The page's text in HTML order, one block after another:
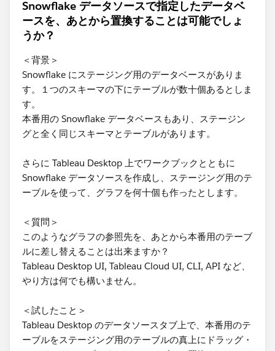
Snowflake データソースで指定したデータベ
ースを、あとから置換することは可能でしょ
うか？
＜背景＞
Snowflake にステージング用のデータベースがありま
す。１つのスキーマの下にテーブルが数十個あるとしま
す。
本番用の Snowflake データベースもあり、ステージン
グと全く同じスキーマとテーブルがあります。
さらに Tableau Desktop 上でワークブックとともに
Snowflake データソースを作成し、ステージング用のテ
ーブルを使って、グラフを何十個も作ったとします。
＜質問＞
このようなグラフの参照先を、あとから本番用のテーブ
ルに差し替えることは出来ますか？
Tableau Desktop UI, Tableau Cloud UI, CLI, API など、
やり方は何でも構いません。
＜試したこと＞
Tableau Desktop のデータソースタブ上で、本番用のテ
ーブルをステージング用のテーブルの真上にドラッグ・